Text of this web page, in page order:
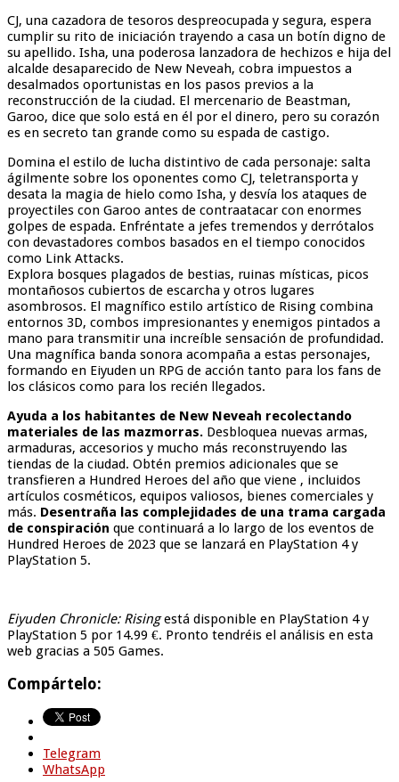
CJ, una cazadora de tesoros despreocupada y segura, espera
cumplir su rito de iniciación trayendo a casa un botín digno de
su apellido. Isha, una poderosa lanzadora de hechizos e hija del
alcalde desaparecido de New Neveah, cobra impuestos a
desalmados oportunistas en los pasos previos a la
reconstrucción de la ciudad. El mercenario de Beastman,
Garoo, dice que solo está en él por el dinero, pero su corazón
es en secreto tan grande como su espada de castigo.
Domina el estilo de lucha distintivo de cada personaje: salta
ágilmente sobre los oponentes como CJ, teletransporta y
desata la magia de hielo como Isha, y desvía los ataques de
proyectiles con Garoo antes de contraatacar con enormes
golpes de espada. Enfréntate a jefes tremendos y derrótalos
con devastadores combos basados en el tiempo conocidos
como Link Attacks.
Explora bosques plagados de bestias, ruinas místicas, picos
montañosos cubiertos de escarcha y otros lugares
asombrosos. El magnífico estilo artístico de Rising combina
entornos 3D, combos impresionantes y enemigos pintados a
mano para transmitir una increíble sensación de profundidad.
Una magnífica banda sonora acompaña a estas personajes,
formando en Eiyuden un RPG de acción tanto para los fans de
los clásicos como para los recién llegados.
Ayuda a los habitantes de New Neveah recolectando
materiales de las mazmorras. Desbloquea nuevas armas,
armaduras, accesorios y mucho más reconstruyendo las
tiendas de la ciudad. Obtén premios adicionales que se
transfieren a Hundred Heroes del año que viene , incluidos
artículos cosméticos, equipos valiosos, bienes comerciales y
más. Desentraña las complejidades de una trama cargada
de conspiración que continuará a lo largo de los eventos de
Hundred Heroes de 2023 que se lanzará en PlayStation 4 y
PlayStation 5.
Eiyuden Chronicle: Risingestá disponible en PlayStation 4 y
PlayStation 5 por 14.99 €. Pronto tendréis el análisis en esta
web gracias a 505 Games.
Compártelo:
Telegram
WhatsApp